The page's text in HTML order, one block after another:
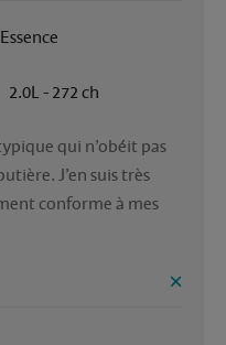
Essence
2.0L - 272 ch
qui n’obéit pas
J’en suis très
conforme à mes